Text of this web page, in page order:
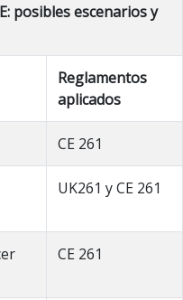
posibles escenarios y
Reglamentos
aplicados
CE 261
UK261 y CE 261
CE 261